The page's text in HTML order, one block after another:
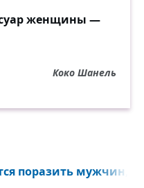
женщины —
Коко Шанель
поразить мужчин,